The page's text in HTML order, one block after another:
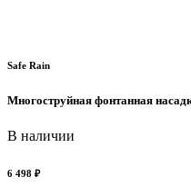
Safe Rain
Многоструйная фонтанная
В наличии
6 498 ₽